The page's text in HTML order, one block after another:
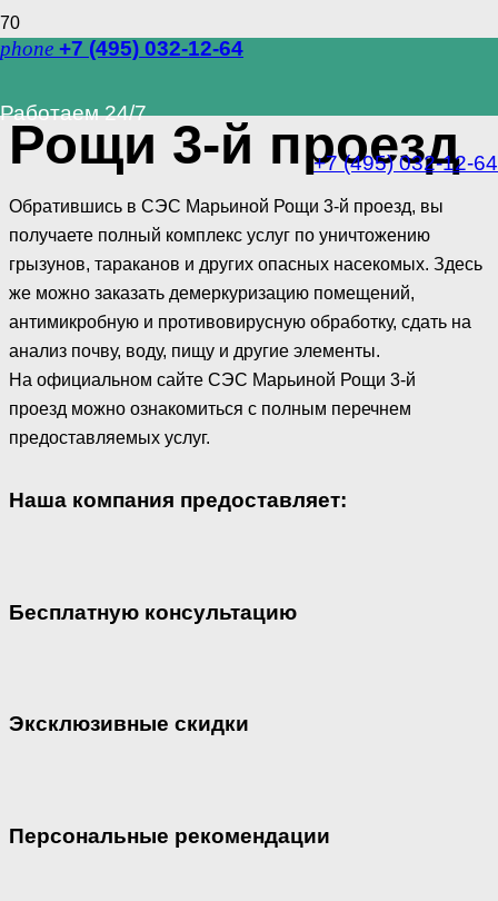
phone +7 (495) 032-12-64
Работаем 24/7
+7 (495) 032-12-64
Рощи 3-й проезд
Обратившись в СЭС Марьиной Рощи 3-й проезд, вы
получаете полный комплекс услуг по уничтожению
грызунов, тараканов и других опасных насекомых. Здесь
же можно заказать демеркуризацию помещений,
антимикробную и противовирусную обработку, сдать на
анализ почву, воду, пищу и другие элементы.
На официальном сайте СЭС Марьиной Рощи 3-й
проезд можно ознакомиться с полным перечнем
предоставляемых услуг.
Наша компания предоставляет:
Бесплатную консультацию
Эксклюзивные скидки
Персональные рекомендации